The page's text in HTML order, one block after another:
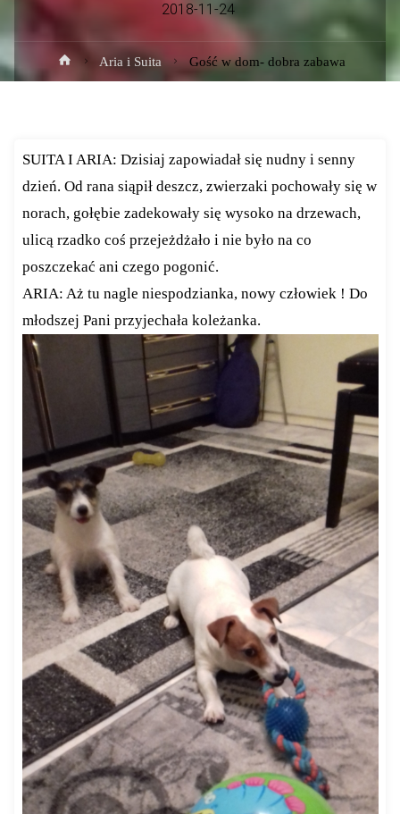
2018-11-24
Strona
główna
Aria i Suita Gość w dom- dobra zabawa
SUITA I ARIA: Dzisiaj zapowiadał się nudny i senny
dzień. Od rana siąpił deszcz, zwierzaki pochowały się w
norach, gołębie zadekowały się wysoko na drzewach,
ulicą rzadko coś przejeżdżało i nie było na co
poszczekać ani czego pogonić.
ARIA: Aż tu nagle niespodzianka, nowy człowiek ! Do
młodszej Pani przyjechała koleżanka.